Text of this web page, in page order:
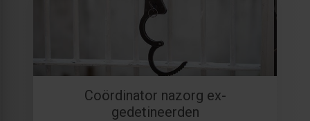
Coördinator nazorg ex-
gedetineerden